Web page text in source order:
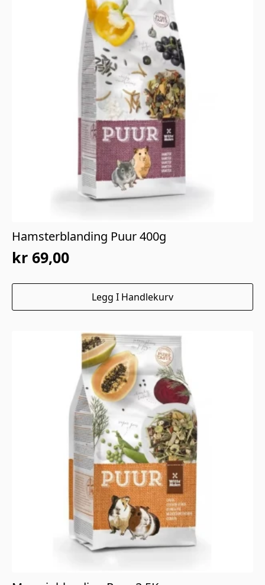
Hamsterblanding Puur 400g
kr 69,00
Legg I Handlekurv